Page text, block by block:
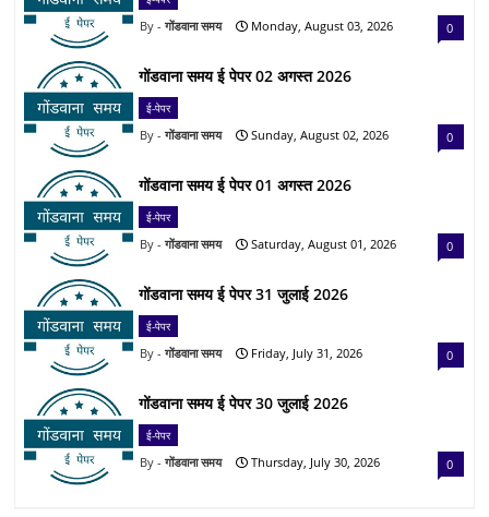
गोंडवाना समय Monday, August 03, 2026 0
गोंडवाना समय ई पेपर 02 अगस्त 2026
ई-पेपर
गोंडवाना समय Sunday, August 02, 2026 0
गोंडवाना समय ई पेपर 01 अगस्त 2026
ई-पेपर
गोंडवाना समय Saturday, August 01, 2026 0
गोंडवाना समय ई पेपर 31 जुलाई 2026
ई-पेपर
गोंडवाना समय Friday, July 31, 2026 0
गोंडवाना समय ई पेपर 30 जुलाई 2026
ई-पेपर
गोंडवाना समय Thursday, July 30, 2026 0